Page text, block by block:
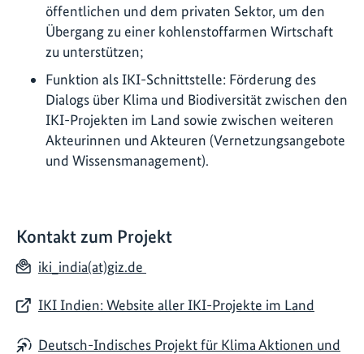
öffentlichen und dem privaten Sektor, um den
Übergang zu einer kohlenstoffarmen Wirtschaft
zu unterstützen;
Funktion als IKI-Schnittstelle: Förderung des
Dialogs über Klima und Biodiversität zwischen den
IKI-Projekten im Land sowie zwischen weiteren
Akteurinnen und Akteuren (Vernetzungsangebote
und Wissensmanagement).
Kontakt zum Projekt
iki_india(at)giz.de
IKI Indien: Website aller IKI-Projekte im Land
Deutsch-Indisches Projekt für Klima Aktionen und